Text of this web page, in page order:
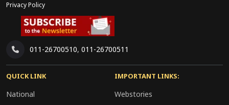
Privacy Policy
011-26700510, 011-26700511
QUICK LINK
National
IMPORTANT LINKS:
Webstories